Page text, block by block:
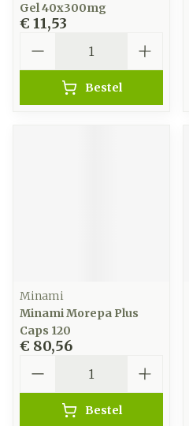
Gel 40x300mg
€ 11,53
Bestel
Minami
Minami Morepa Plus
Caps 120
€ 80,56
Bestel